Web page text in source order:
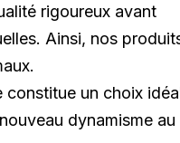
rigoureux avant
Ainsi, nos
un choix
dynamisme au